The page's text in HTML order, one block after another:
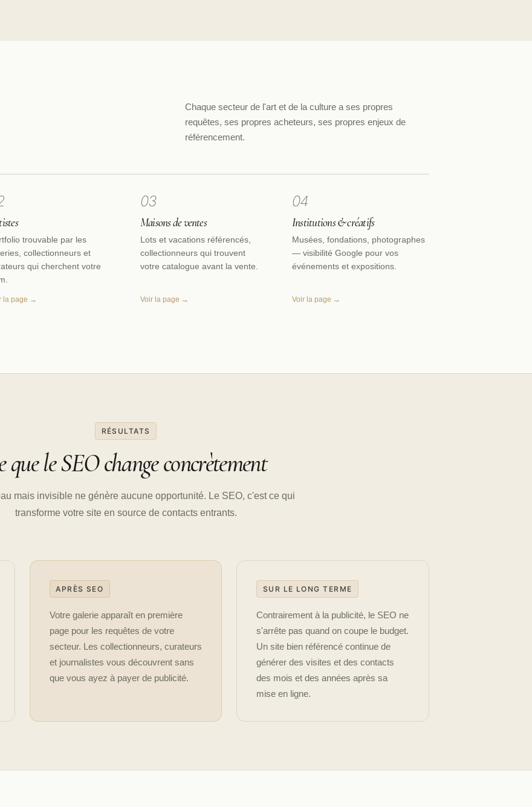
Chaque secteur de l'art et de la culture a ses propres
requêtes, ses propres acheteurs, ses propres enjeux de
référencement.
trouvable par les
collectionneurs et
qui cherchent votre
la page →
03
Maisons de ventes
Lots et vacations référencés,
collectionneurs qui trouvent
votre catalogue avant la vente.
Voir la page →
04
Institutions & créatifs
Musées, fondations, photographes
— visibilité Google pour vos
événements et expositions.
Voir la page →
RÉSULTATS
que le SEO change concrètement
mais invisible ne génère aucune opportunité. Le SEO, c'est ce qui
transforme votre site en source de contacts entrants.
APRÈS SEO
Votre galerie apparaît en première
page pour les requêtes de votre
secteur. Les collectionneurs, curateurs
et journalistes vous découvrent sans
que vous ayez à payer de publicité.
SUR LE LONG TERME
Contrairement à la publicité, le SEO ne
s'arrête pas quand on coupe le budget.
Un site bien référencé continue de
générer des visites et des contacts
des mois et des années après sa
mise en ligne.